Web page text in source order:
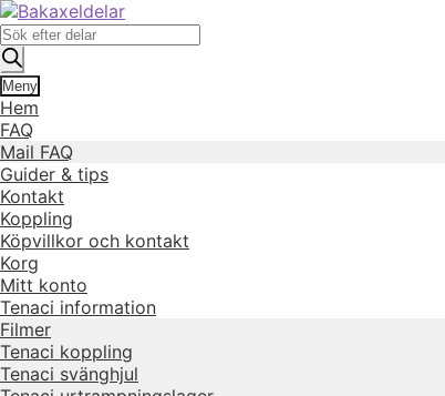
Hoppa
till
navigering
Hoppa
till
innehåll
Produktsökning
Meny
Hem
FAQ
Mail FAQ
Guider & tips
Kontakt
Koppling
Köpvillkor och kontakt
Korg
Mitt konto
Tenaci information
Filmer
Tenaci koppling
Tenaci svänghjul